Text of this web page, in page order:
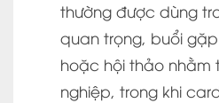
thường được dùng
quan trọng, buổi
hoặc hội thảo nhằm
nghiệp, trong khi